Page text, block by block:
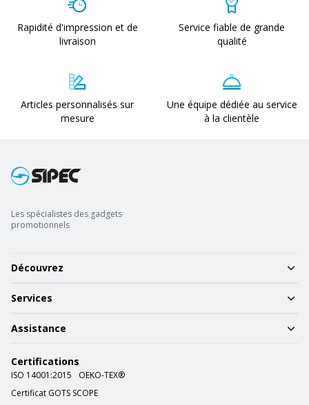
Rapidité d'impression et de
livraison
Service fiable de grande
qualité
Articles personnalisés sur
mesure
Une équipe dédiée au service
à la clientèle
Les spécialistes des gadgets
promotionnels
Découvrez
Services
Assistance
Certifications
ISO 14001:2015
OEKO-TEX®
Certificat GOTS SCOPE